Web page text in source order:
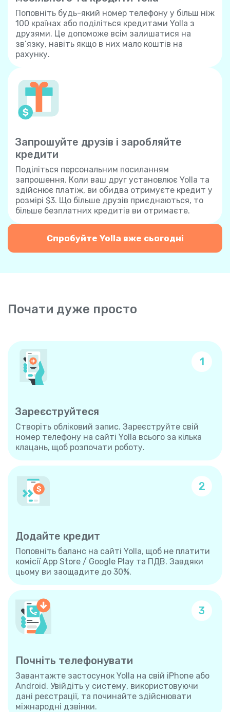
Поповніть будь-який номер телефону у більш ніж
100 країнах або поділіться кредитами Yolla з
друзями. Це допоможе всім залишатися на
зв’язку, навіть якщо в них мало коштів на
рахунку.
Запрошуйте друзів і заробляйте
кредити
Поділіться персональним посиланням
запрошення. Коли ваш друг установлює Yolla та
здійснює платіж, ви обидва отримуєте кредит у
розмірі $3. Що більше друзів приєднаються, то
більше безплатних кредитів ви отримаєте.
Спробуйте Yolla вже сьогодні
Почати дуже просто
1
Зареєструйтеся
Створіть обліковий запис. Зареєструйте свій
номер телефону на сайті Yolla всього за кілька
клацань, щоб розпочати роботу.
2
Додайте кредит
Поповніть баланс на сайті Yolla, щоб не платити
комісії App Store / Google Play та ПДВ. Завдяки
цьому ви заощадите до 30%.
3
Почніть телефонувати
Завантажте застосунок Yolla на свій iPhone або
Android. Увійдіть у систему, використовуючи
дані реєстрації, та починайте здійснювати
міжнародні дзвінки.